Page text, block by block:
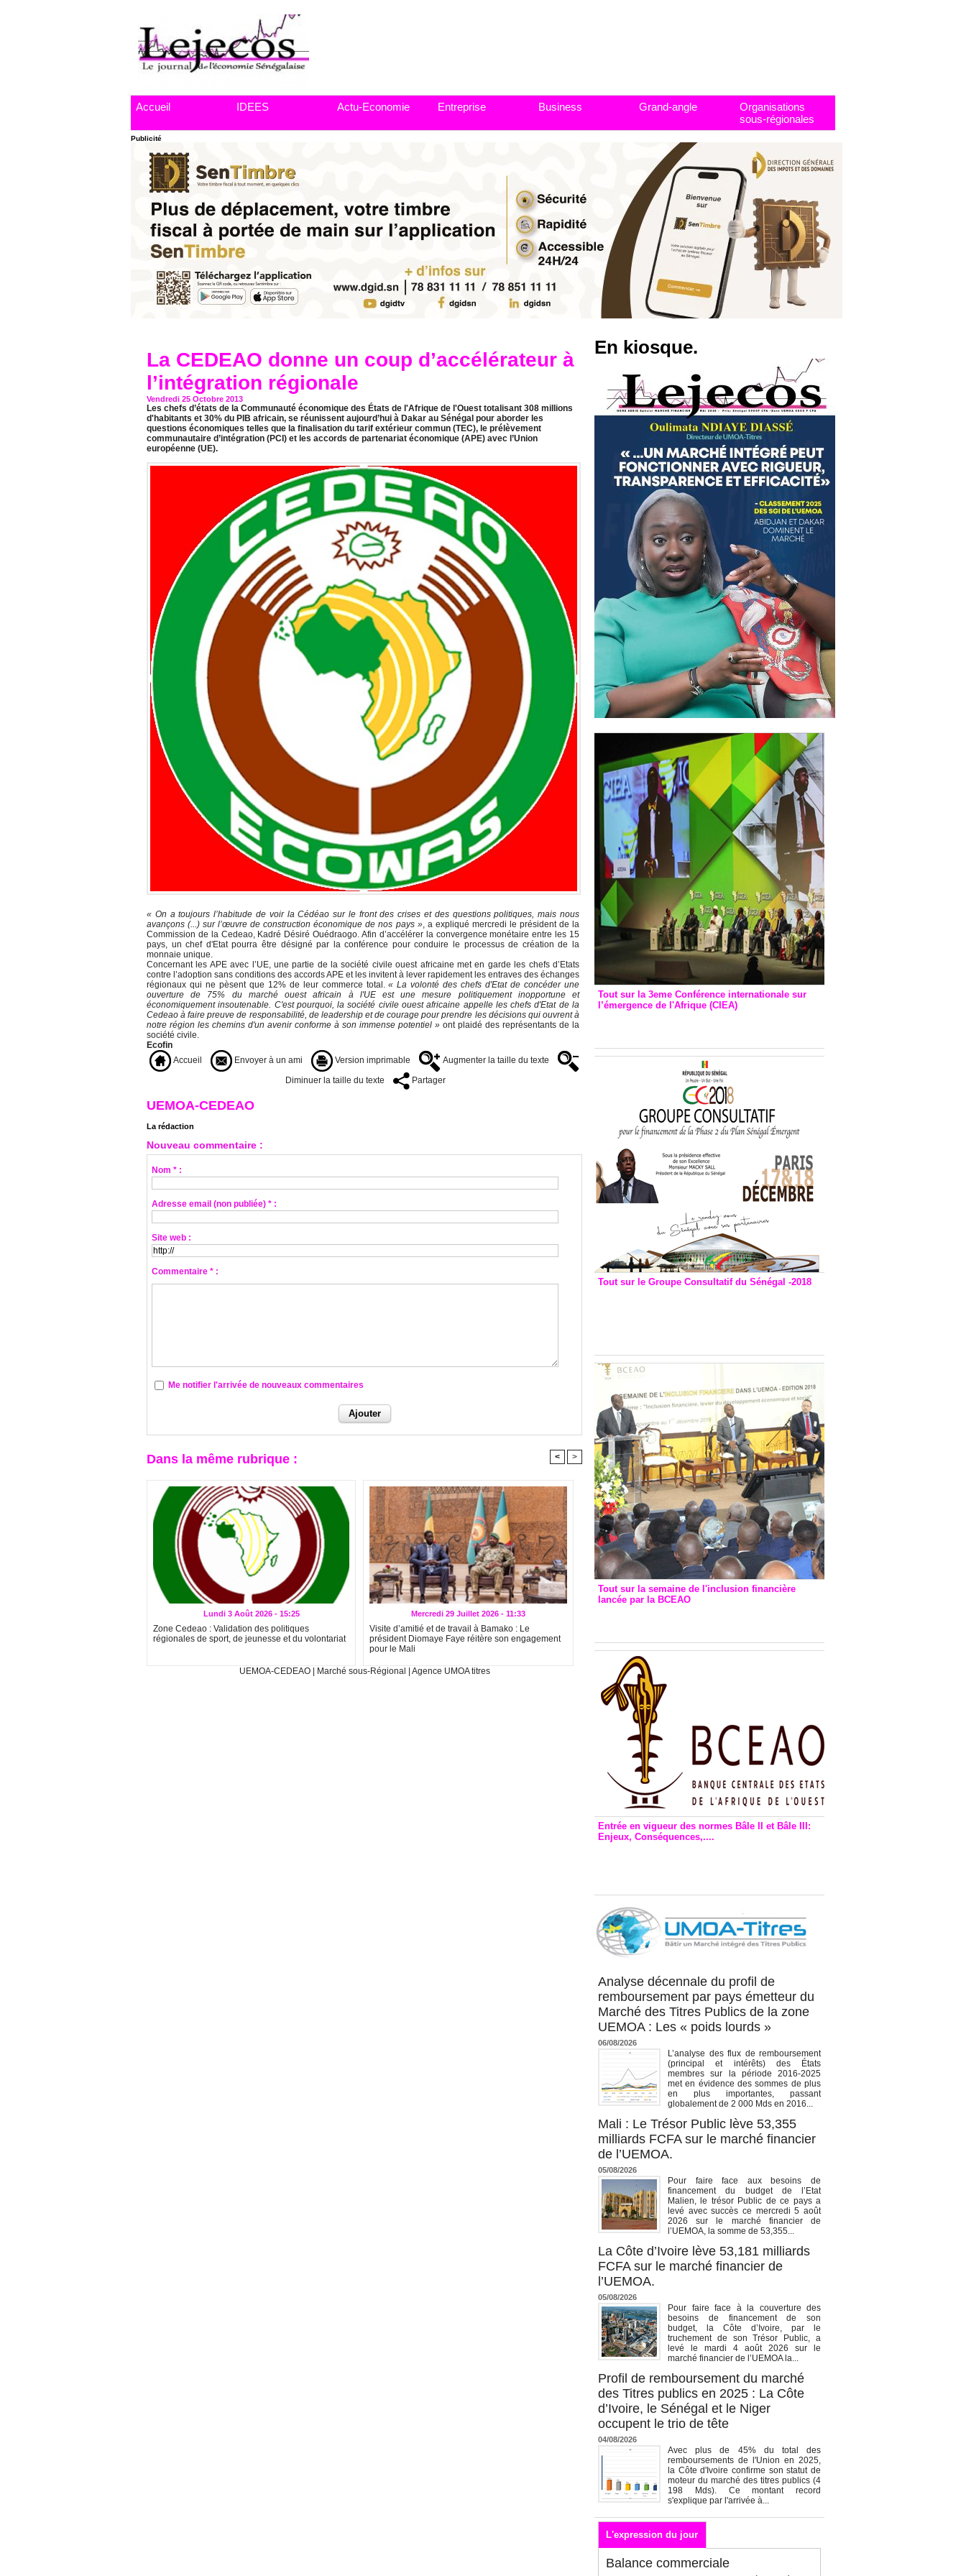
Accueil IDEES Actu-Economie Entreprise Business Grand-angle
Organisations
sous-régionales
Publicité
La CEDEAO donne un coup d’accélérateur à
l’intégration régionale
Vendredi 25 Octobre 2013
Les chefs d’états de la Communauté économique des États de l'Afrique de l'Ouest totalisant 308 millions
d'habitants et 30% du PIB africain, se réunissent aujourd’hui à Dakar au Sénégal pour aborder les
questions économiques telles que la finalisation du tarif extérieur commun (TEC), le prélèvement
communautaire d’intégration (PCI) et les accords de partenariat économique (APE) avec l’Union
européenne (UE).
« On a toujours l’habitude de voir la Cédéao sur le front des crises et des questions politiques, mais nous
avançons (...) sur l’œuvre de construction économique de nos pays », a expliqué mercredi le président de la
Commission de la Cedeao, Kadré Désiré Ouédraogo. Afin d’accélérer la convergence monétaire entre les 15
pays, un chef d'Etat pourra être désigné par la conférence pour conduire le processus de création de la
monnaie unique.
Concernant les APE avec l’UE, une partie de la société civile ouest africaine met en garde les chefs d’Etats
contre l’adoption sans conditions des accords APE et les invitent à lever rapidement les entraves des échanges
régionaux qui ne pèsent que 12% de leur commerce total.« La volonté des chefs d'Etat de concéder une
ouverture de 75% du marché ouest africain à l'UE est une mesure politiquement inopportune et
économiquement insoutenable. C'est pourquoi, la société civile ouest africaine appelle les chefs d'Etat de la
Cedeao à faire preuve de responsabilité, de leadership et de courage pour prendre les décisions qui ouvrent à
notre région les chemins d'un avenir conforme à son immense potentiel » ont plaidé des représentants de la
société civile.
Ecofin
Accueil
Envoyer à un ami Version imprimable
Augmenter la taille du texte
Diminuer la taille du texte
Partager
UEMOA-CEDEAO
La rédaction
Nouveau commentaire :
Nom * :
Adresse email (non publiée) * :
Site web :
Commentaire * :
Me notifier l'arrivée de nouveaux commentaires
Dans la même rubrique : < >
Lundi 3 Août 2026 - 15:25
Zone Cedeao : Validation des politiques
régionales de sport, de jeunesse et du volontariat
Mercredi 29 Juillet 2026 - 11:33
Visite d’amitié et de travail à Bamako : Le
président Diomaye Faye réitère son engagement
pour le Mali
UEMOA-CEDEAO Marché sous-Régional Agence UMOA titres
En kiosque.
Tout sur la 3eme Conférence internationale sur
l’émergence de l'Afrique (CIEA)
Tout sur le Groupe Consultatif du Sénégal -2018
Tout sur la semaine de l'inclusion financière
lancée par la BCEAO
Entrée en vigueur des normes Bâle II et Bâle III:
Enjeux, Conséquences,....
Analyse décennale du profil de
remboursement par pays émetteur du
Marché des Titres Publics de la zone
UEMOA : Les « poids lourds »
06/08/2026
L’analyse des flux de remboursement
(principal et intérêts) des États
membres sur la période 2016-2025
met en évidence des sommes de plus
en plus importantes, passant
globalement de 2 000 Mds en 2016...
Mali : Le Trésor Public lève 53,355
milliards FCFA sur le marché financier
de l’UEMOA.
05/08/2026
Pour faire face aux besoins de
financement du budget de l’Etat
Malien, le trésor Public de ce pays a
levé avec succès ce mercredi 5 août
2026 sur le marché financier de
l’UEMOA, la somme de 53,355...
La Côte d’Ivoire lève 53,181 milliards
FCFA sur le marché financier de
l’UEMOA.
05/08/2026
Pour faire face à la couverture des
besoins de financement de son
budget, la Côte d’Ivoire, par le
truchement de son Trésor Public, a
levé le mardi 4 août 2026 sur le
marché financier de l’UEMOA la...
Profil de remboursement du marché
des Titres publics en 2025 : La Côte
d’Ivoire, le Sénégal et le Niger
occupent le trio de tête
04/08/2026
Avec plus de 45% du total des
remboursements de l'Union en 2025,
la Côte d'Ivoire confirme son statut de
moteur du marché des titres publics (4
198 Mds). Ce montant record
s'explique par l'arrivée à...
L'expression du jour
Balance commerciale